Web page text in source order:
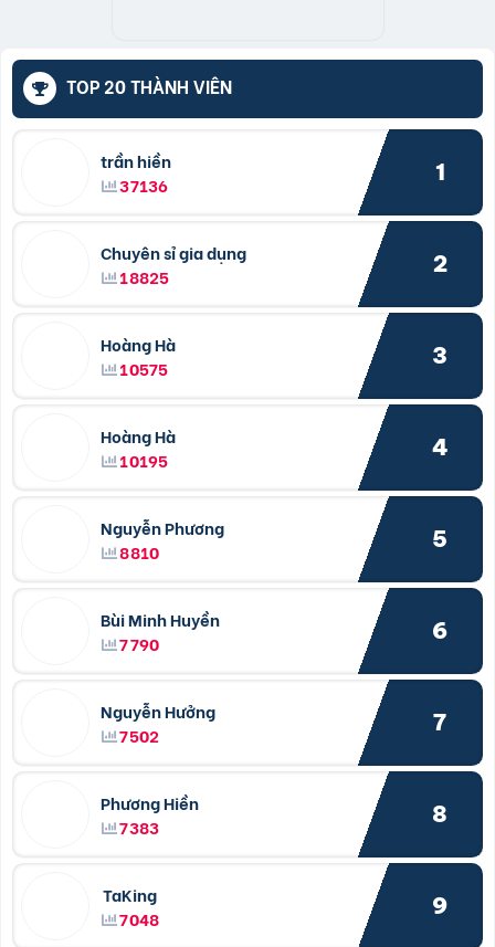
TOP 20 THÀNH VIÊN
trần hiền
37136
1
Chuyên sỉ gia dụng
18825
2
Hoàng Hà
10575
3
Hoàng Hà
10195
4
Nguyễn Phương
8810
5
Bùi Minh Huyền
7790
6
Nguyễn Hưởng
7502
7
Phương Hiền
7383
8
TaKing
7048
9